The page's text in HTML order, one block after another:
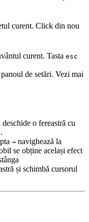
curent. Click din nou
curent. Tasta esc
de setări. Vezi mai
o fereastră cu
→ navighează la
se obține același efect
și schimbă cursorul